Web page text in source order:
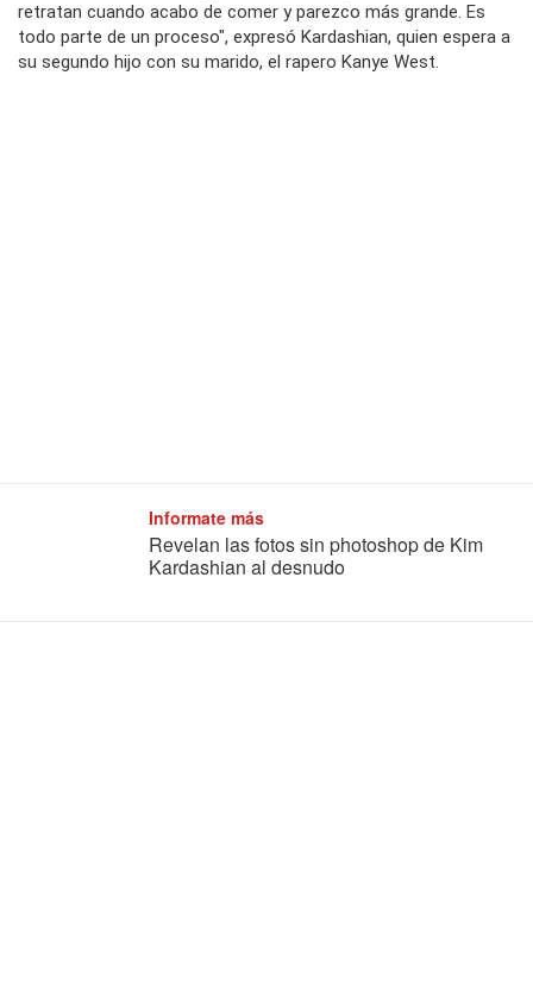
retratan cuando acabo de comer y parezco más grande. Es
todo parte de un proceso", expresó Kardashian, quien espera a
su segundo hijo con su marido, el rapero Kanye West.
Informate más
Revelan las fotos sin photoshop de Kim
Kardashian al desnudo